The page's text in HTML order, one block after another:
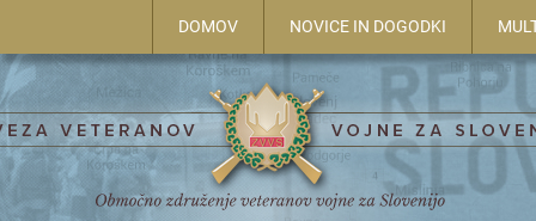
DOMOV NOVICE IN DOGODKI